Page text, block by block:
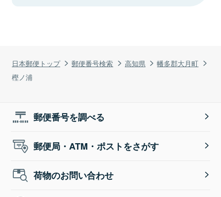
日本郵便トップ 郵便番号検索 高知県
幡多郡大月町
樫ノ浦
郵便番号を調べる
郵便局・ATM・ポストをさがす
荷物のお問い合わせ